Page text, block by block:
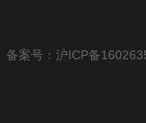
备案号：沪ICP备